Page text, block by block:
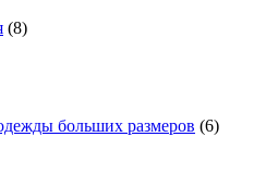
(8)
больших размеров (6)